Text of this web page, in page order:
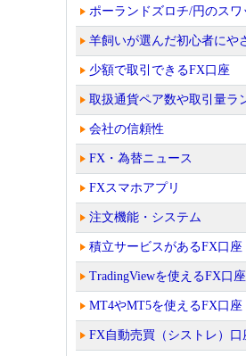
ポーランドズロチ/円のスワ
羊飼いが選んだ初心者にや
少額で取引できるFX口座
取扱通貨ペア数や取引量ラ
会社の信頼性
FX・為替ニュース
FXスマホアプリ
注文機能・システム
積立サービスがあるFX口座
TradingViewを使えるFX口座
MT4やMT5を使えるFX口座
FX自動売買（シストレ）口